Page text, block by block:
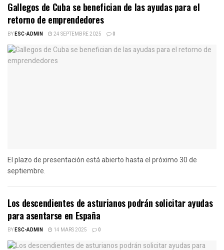
Gallegos de Cuba se benefician de las ayudas para el
retorno de emprendedores
BYESC-ADMIN 24 SEPTEMBRE 2025 0
El plazo de presentación está abierto hasta el próximo 30 de
septiembre.
Los descendientes de asturianos podrán solicitar ayudas
para asentarse en España
BYESC-ADMIN 14 MARS 2025 0